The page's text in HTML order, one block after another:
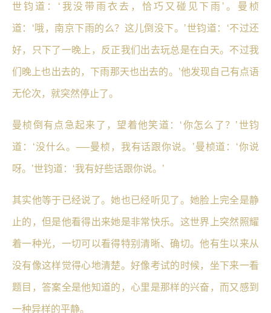
世钧道：‘我没带雨衣去，恰巧又碰见下雨’。曼桢
道：‘哦，南京下雨的么？这儿倒没下。’世钧道：‘不过还
好，只下了一晚上，反正我们出去玩总是在白天。不过我
们晚上也出去的，下雨那天也出去的。’他发现自己有点语
无伦次，就突然停止了。
曼桢倒有点急起来了，望着他笑道：‘你怎么了？’世钧
道：‘没什么。──曼桢，我有话跟你说。’曼桢道：‘你说
呀。’世钧道：‘我有好些话跟你说。’
其实他等于已经说了。她也已经听见了。她脸上完全是静
止的，但是他看得出来她是非常快乐。这世界上突然照耀
着一种光，一切可以看得特别清晰、确切。他有生以来从
没有像这样觉得心地清楚。好像考试的时候，坐下来一看
题目，答案全是他知道的，心里是那样的兴奋，而又感到
一种异样的平静。